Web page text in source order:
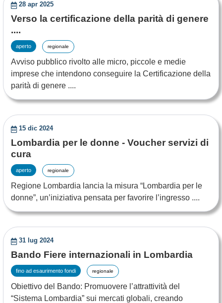
28 apr 2025
Verso la certificazione della parità di genere
....
aperto regionale
Avviso pubblico rivolto alle micro, piccole e medie
imprese che intendono conseguire la Certificazione della
parità di genere ....
15 dic 2024
Lombardia per le donne - Voucher servizi di
cura
aperto regionale
Regione Lombardia lancia la misura “Lombardia per le
donne”, un’iniziativa pensata per favorire l’ingresso ....
31 lug 2024
Bando Fiere internazionali in Lombardia
fino ad esaurimento fondi regionale
Obiettivo del Bando: Promuovere l’attrattività del
“Sistema Lombardia” sui mercati globali, creando